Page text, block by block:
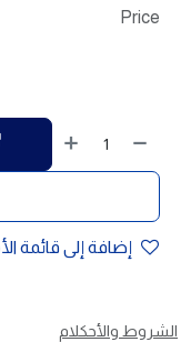
إضافة إلى قائمة
Price
الشروط والأحكلام